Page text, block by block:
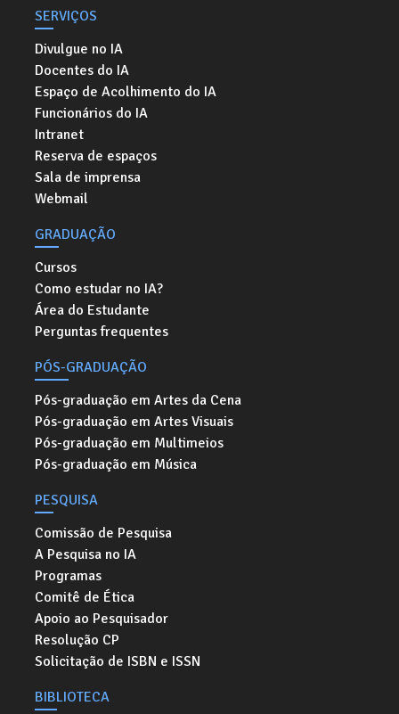
SERVIÇOS
Divulgue no IA
Docentes do IA
Espaço de Acolhimento do IA
Funcionários do IA
Intranet
Reserva de espaços
Sala de imprensa
Webmail
GRADUAÇÃO
Cursos
Como estudar no IA?
Área do Estudante
Perguntas frequentes
PÓS-GRADUAÇÃO
Pós-graduação em Artes da Cena
Pós-graduação em Artes Visuais
Pós-graduação em Multimeios
Pós-graduação em Música
PESQUISA
Comissão de Pesquisa
A Pesquisa no IA
Programas
Comitê de Ética
Apoio ao Pesquisador
Resolução CP
Solicitação de ISBN e ISSN
BIBLIOTECA